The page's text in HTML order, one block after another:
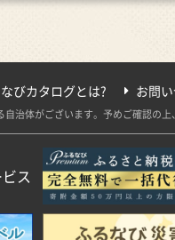
びカタログとは? お問
治体がございます。予めご確認の上
ス